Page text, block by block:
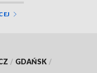
/ GDAŃSK /